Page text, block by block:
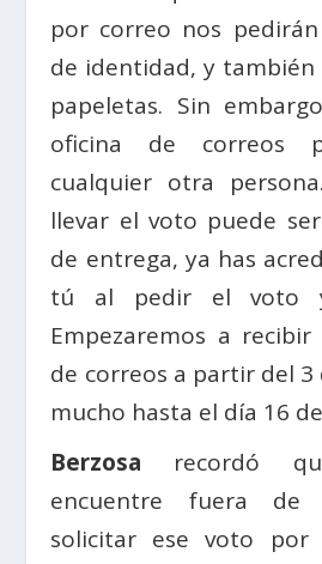
por correo nos
de identidad, y también
papeletas. Sin
oficina de correos
cualquier otra
llevar el voto puede
de entrega, ya has
tú al pedir el voto
Empezaremos a
de correos a partir del
mucho hasta el día 16
Berzosa recordó
encuentre fuera de
solicitar ese voto por